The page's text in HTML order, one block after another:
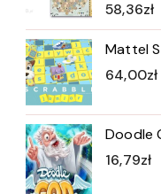
58,36zł
Mattel
64,00zł
Doodle
16,79zł